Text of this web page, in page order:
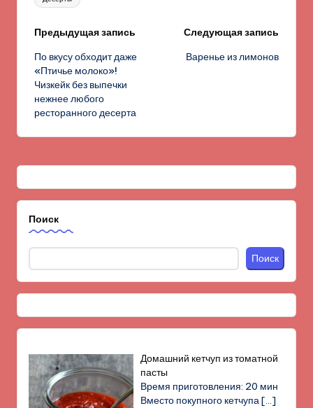
Навигация
записи
Предыдущая запись
По вкусу обходит даже
«Птичье молоко»!
Чизкейк без выпечки
нежнее любого
ресторанного десерта
Следующая запись
Варенье из лимонов
Поиск
Поиск
Домашний кетчуп из томатной
пасты
Время приготовления: 20 мин
Вместо покупного кетчупа[…]